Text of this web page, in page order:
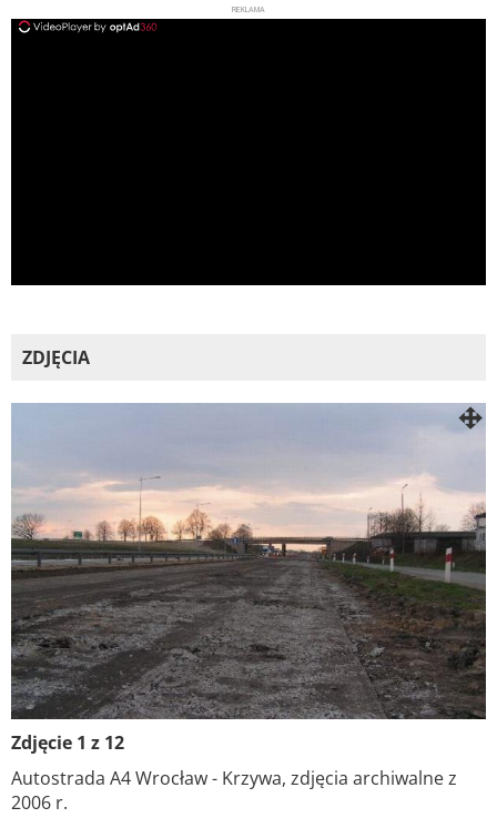
REKLAMA
ZDJĘCIA
Zdjęcie 1 z 12
Autostrada A4 Wrocław - Krzywa, zdjęcia archiwalne z
2006 r.